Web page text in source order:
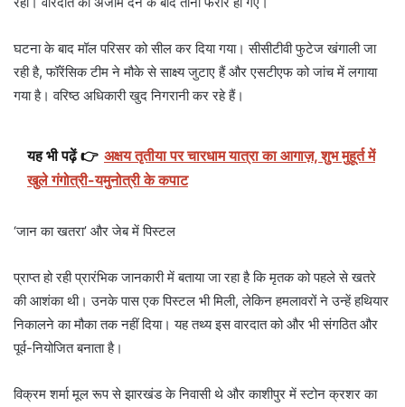
घटना के बाद मॉल परिसर को सील कर दिया गया। सीसीटीवी फुटेज खंगाली जा
रही है, फॉरेंसिक टीम ने मौके से साक्ष्य जुटाए हैं और एसटीएफ को जांच में लगाया
गया है। वरिष्ठ अधिकारी खुद निगरानी कर रहे हैं।
यह भी पढ़ें 👉 अक्षय तृतीया पर चारधाम यात्रा का आगाज़, शुभ मुहूर्त में
खुले गंगोत्री-यमुनोत्री के कपाट
‘जान का खतरा’ और जेब में पिस्टल
प्राप्त हो रही प्रारंभिक जानकारी में बताया जा रहा है कि मृतक को पहले से खतरे
की आशंका थी। उनके पास एक पिस्टल भी मिली, लेकिन हमलावरों ने उन्हें हथियार
निकालने का मौका तक नहीं दिया। यह तथ्य इस वारदात को और भी संगठित और
पूर्व-नियोजित बनाता है।
विक्रम शर्मा मूल रूप से झारखंड के निवासी थे और काशीपुर में स्टोन क्रशर का